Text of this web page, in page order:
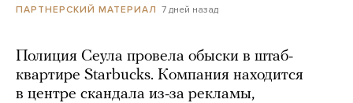
ПАРТНЕРСКИЙ МАТЕРИАЛ 7 дней назад
Полиция Сеула провела обыски в штаб-
квартире Starbucks. Компания находится
в центре скандала из-за рекламы,